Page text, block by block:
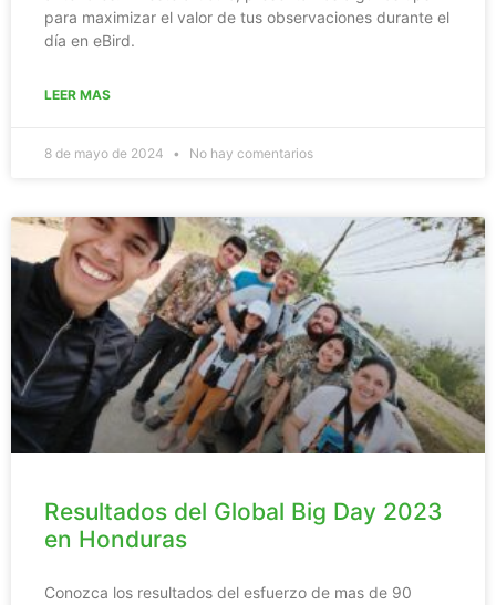
para maximizar el valor de tus observaciones durante el
día en eBird.
LEER MAS
8 de mayo de 2024 No hay comentarios
Resultados del Global Big Day 2023
en Honduras
Conozca los resultados del esfuerzo de mas de 90